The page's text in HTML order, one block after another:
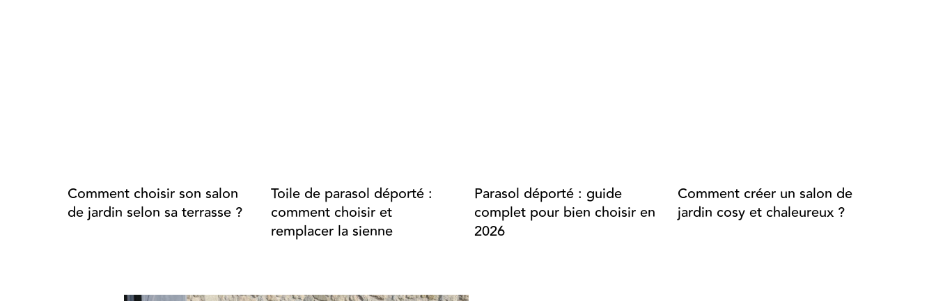
Comment choisir son salon
de jardin selon sa terrasse ?
Toile de parasol déporté :
comment choisir et
remplacer la sienne
Parasol déporté : guide
complet pour bien choisir en
2026
Comment créer un salon de
jardin cosy et chaleureux ?